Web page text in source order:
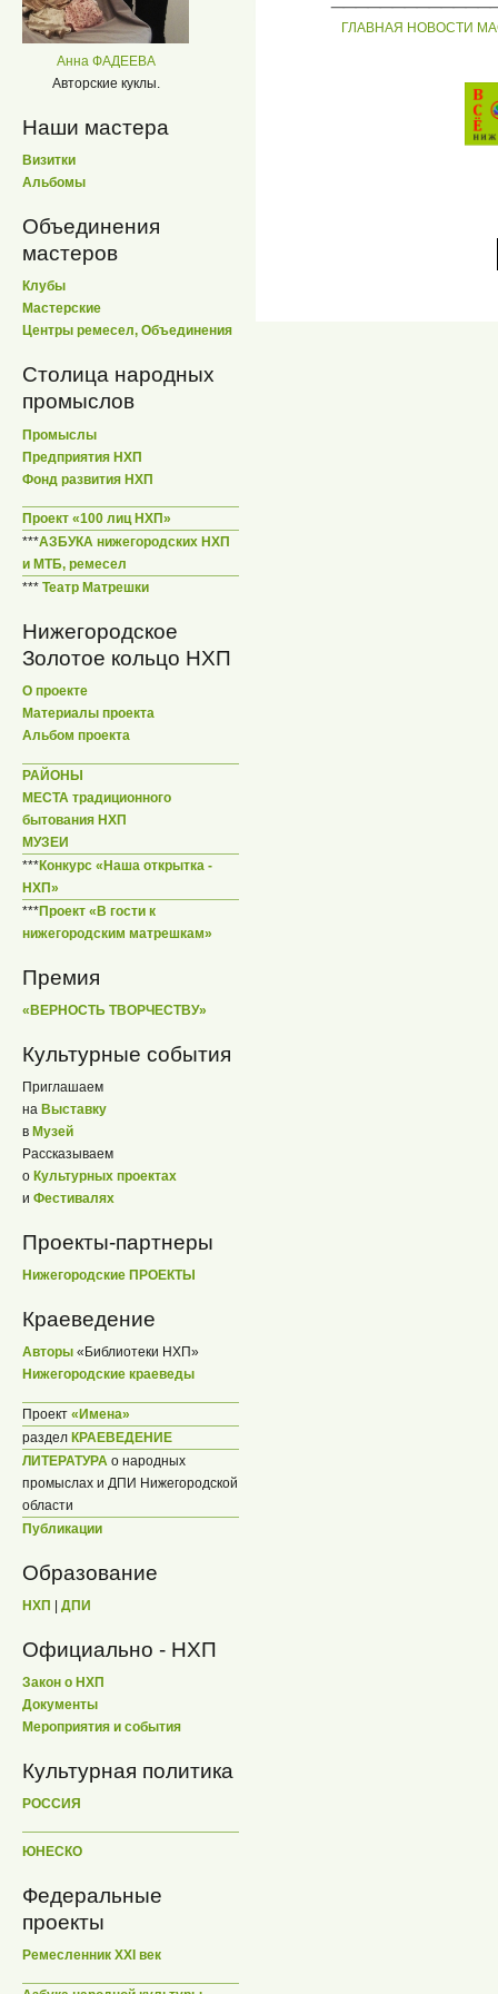
Анна ФАДЕЕВА
Авторские куклы.
Наши мастера
Визитки
Альбомы
Объединения
мастеров
Клубы
Мастерские
Центры ремесел, Объединения
Столица народных
промыслов
Промыслы
Предприятия НХП
Фонд развития НХП
Проект «100 лиц НХП»
***АЗБУКА нижегородских НХП
и МТБ, ремесел
*** Театр Матрешки
Нижегородское
Золотое кольцо НХП
О проекте
Материалы проекта
Альбом проекта
РАЙОНЫ
МЕСТА традиционного
бытования НХП
МУЗЕИ
***Конкурс «Наша открытка -
НХП»
***Проект «В гости к
нижегородским матрешкам»
Премия
«ВЕРНОСТЬ ТВОРЧЕСТВУ»
Культурные события
Приглашаем
на Выставку
в Музей
Рассказываем
о Культурных проектах
и Фестивалях
Проекты-партнеры
Нижегородские ПРОЕКТЫ
Краеведение
Авторы «Библиотеки НХП»
Нижегородские краеведы
Проект «Имена»
раздел КРАЕВЕДЕНИЕ
ЛИТЕРАТУРА о народных
промыслах и ДПИ Нижегородской
области
Публикации
Образование
НХП ДПИ
Официально - НХП
Закон о НХП
Документы
Мероприятия и события
Культурная политика
РОССИЯ
ЮНЕСКО
Федеральные
проекты
Ремесленник XXI век
ГЛАВНАЯ НОВОСТИ